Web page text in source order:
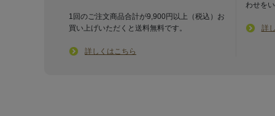
1回のご注文商品合計が9,900円以上（税込）お
買い上げいただくと送料無料です。
詳しくはこちら
わせを
詳